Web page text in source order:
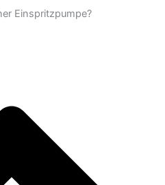
Einspritzpumpe?